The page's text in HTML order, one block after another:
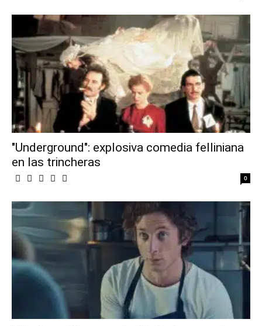
"Underground": explosiva comedia felliniana
en las trincheras
0